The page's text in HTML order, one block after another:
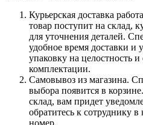
Курьерская доставка
товар поступит на склад,
для уточнения деталей.
удобное время доставки и
упаковку на целостность и
комплектации.
Самовывоз из магазина.
выбора появится в
склад, вам придет
обратитесь к сотруднику в
номер.